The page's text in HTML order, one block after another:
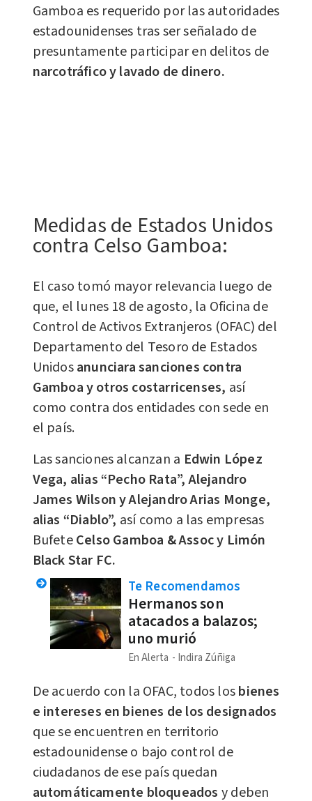
Gamboa es requerido por las autoridades
estadounidenses tras ser señalado de
presuntamente participar en delitos de
narcotráfico y lavado de dinero.
Medidas de Estados Unidos
contra Celso Gamboa:
El caso tomó mayor relevancia luego de
que, el lunes 18 de agosto, la Oficina de
Control de Activos Extranjeros (OFAC) del
Departamento del Tesoro de Estados
Unidosanunciara sanciones contra
Gamboa y otros costarricenses, así
como contra dos entidades con sede en
el país.
Las sanciones alcanzan a Edwin López
Vega, alias “Pecho Rata”, Alejandro
James Wilson y Alejandro Arias Monge,
alias “Diablo”, así como a las empresas
BufeteCelso Gamboa & Assoc y Limón
Black Star FC.
Te Recomendamos
Hermanos son
atacados a balazos;
uno murió
En Alerta Indira Zúñiga
De acuerdo con la OFAC, todos losbienes
e intereses en bienes de los designados
que se encuentren en territorio
estadounidense o bajo control de
ciudadanos de ese país quedan
automáticamente bloqueados y deben